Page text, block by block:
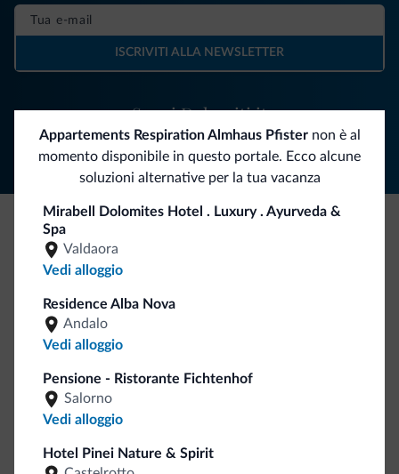
Appartements Respiration Almhaus Pfisternon è al
momento disponibile in questo portale. Ecco alcune
soluzioni alternative per la tua vacanza
Mirabell Dolomites Hotel . Luxury . Ayurveda &
Spa
Valdaora
Vedi alloggio
Residence Alba Nova
Andalo
Vedi alloggio
Pensione - Ristorante Fichtenhof
Salorno
Vedi alloggio
Hotel Pinei Nature & Spirit
Segui Dolomiti.it
ISCRIVITI ALLA NEWSLETTER
Be Original, scopri la nuova collezione
Ce l'avete chiesto in tanti. Ecco la nuova collezione firmata
Dolomiti.it!
Vai allo shop